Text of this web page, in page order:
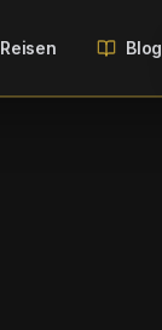
Reisen Blog